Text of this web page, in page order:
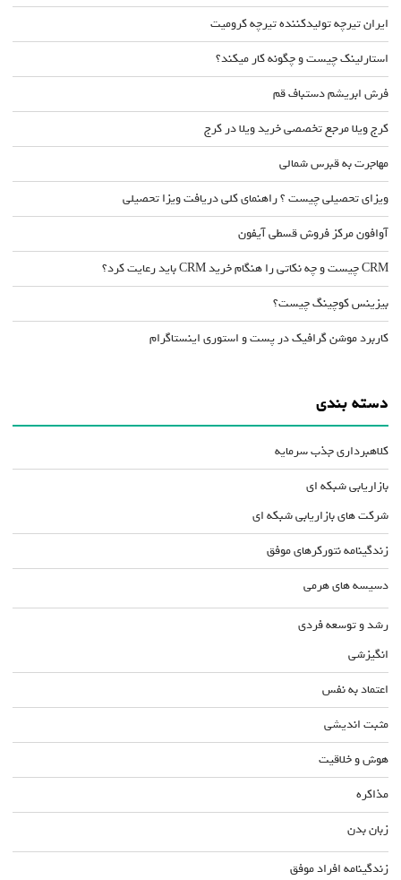
ایران تیرچه تولیدکننده تیرچه کرومیت
استارلینک چیست و چگونه کار میکند؟
فرش ابریشم دستباف قم
کرج ویلا مرجع تخصصی خرید ویلا در کرج
مهاجرت به قبرس شمالی
ویزای تحصیلی چیست ؟ راهنمای کلی دریافت ویزا تحصیلی
آوافون مرکز فروش قسطی آیفون
CRM چیست و چه نکاتی را هنگام خرید CRM باید رعایت کرد؟
بیزینس کوچینگ چیست؟
کاربرد موشن گرافیک در پست و استوری اینستاگرام
دسته بندی
کلاهبرداری جذب سرمایه
بازاریابی شبکه ای
شرکت های بازاریابی شبکه ای
زندگینامه نتورکرهای موفق
دسیسه های هرمی
رشد و توسعه فردی
انگیزشی
اعتماد به نفس
مثبت اندیشی
هوش و خلاقیت
مذاکره
زبان بدن
زندگینامه افراد موفق